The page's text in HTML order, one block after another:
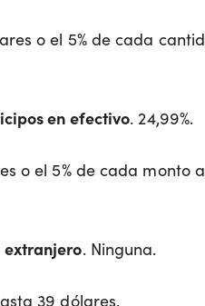
o el 5% de cada
en efectivo. 24,99%.
o el 5% de cada monto
extranjero. Ninguna.
39 dólares.